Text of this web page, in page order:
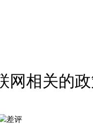
网相关的
差评